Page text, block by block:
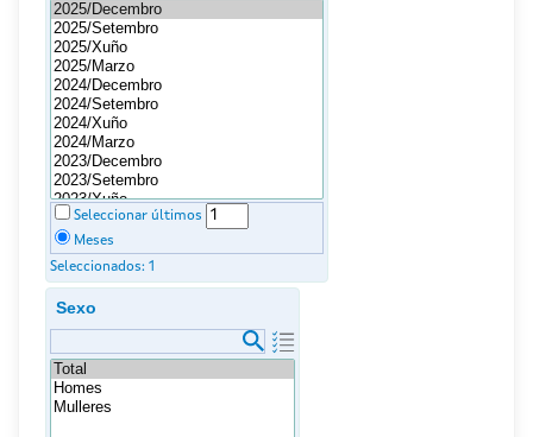
Seleccionar últimos
Meses
Seleccionados: 1
Sexo